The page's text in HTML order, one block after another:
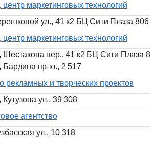
центр маркетинговых технологий
ул., 41 к2 БЦ Сити Плаза 806
центр маркетинговых технологий
Шестакова пер., 41 к2 БЦ Сити Плаза
Бардина пр-кт., 2 517
рекламных и творческих проектов
Кутузова ул., 39 308
агентство
ул., 10 318